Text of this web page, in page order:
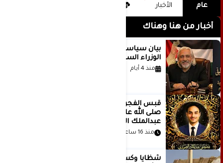
عام الأخبار
أخبار من هنا وهناك
بيان سياسي رداً على موقف مجلس
الوزراء السعودي
منذ 4 أيام
صلى الله عليه وسلم .. بقلم مصطفى
عبدالملك الصميدي | اليمن
منذ 16 ساعة
شظايا وكسور في العظام وإصابات في